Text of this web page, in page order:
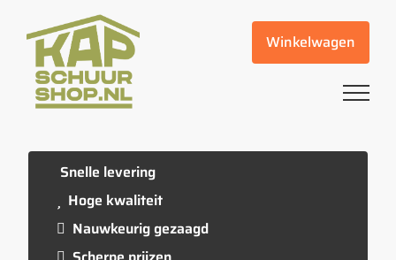
naar
inhoud
Winkelwagen
Snelle levering
Hoge kwaliteit
Nauwkeurig gezaagd